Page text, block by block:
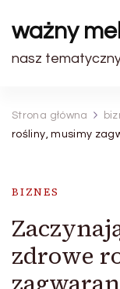
ważny
nasz
Strona główna
rośliny, musimy
BIZNES
zdrowe